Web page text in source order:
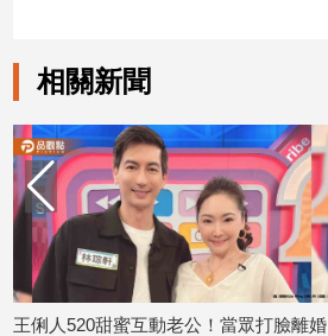
星
流
行/
時
尚
追
星
相關新聞
王俐人520甜蜜互動老公！當眾打臉離婚